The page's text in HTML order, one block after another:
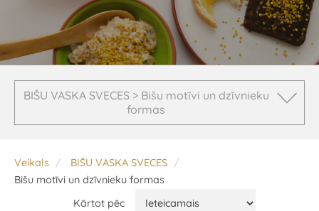
BIŠU VASKA SVECES > Bišu motīvi un dzīvnieku
formas
Veikals
BIŠU VASKA SVECES
Bišu motīvi un dzīvnieku formas
Kārtot pēc